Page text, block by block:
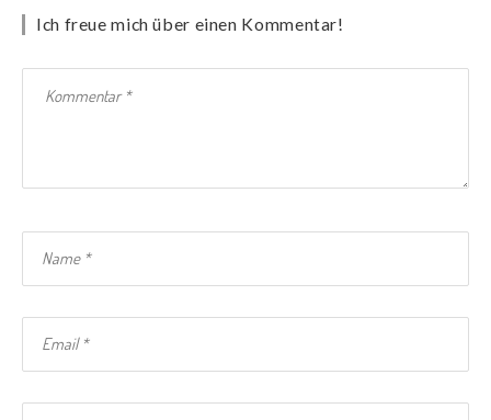
Ich freue mich über einen Kommentar!